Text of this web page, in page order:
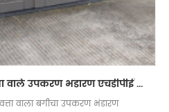
कम लागत वाले उच्च गुणवत्ता वाले उपकरण भंडारण एचडीपीई प्लास्टिक गार्डन में नया डिजाइन चीन में बने प्रीफैब हाउस
वाला बगीचा उपकरण भंडारण